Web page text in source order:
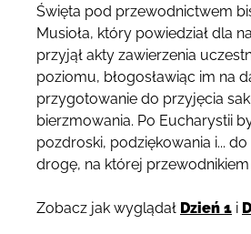
Święta pod przewodnictwem
Musioła, który powiedział dla
przyjął akty zawierzenia
poziomu, błogosławiąc im na
przygotowanie do przyjęcia
bierzmowania. Po Eucharystii
pozdroski, podziękowania i...
drogę, na której
Zobacz jak wyglądał Dzień 1 i